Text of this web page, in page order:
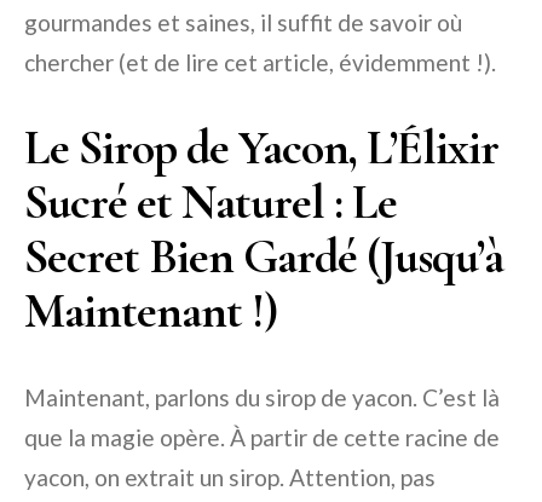
gourmandes et saines, il suffit de savoir où
chercher (et de lire cet article, évidemment !).
Le Sirop de Yacon, L’Élixir
Sucré et Naturel : Le
Secret Bien Gardé (Jusqu’à
Maintenant !)
Maintenant, parlons du sirop de yacon. C’est là
que la magie opère. À partir de cette racine de
yacon, on extrait un sirop. Attention, pas